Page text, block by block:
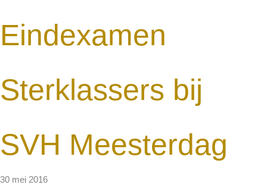
Eindexamen
Sterklassers bij
SVH Meesterdag
30 mei 2016